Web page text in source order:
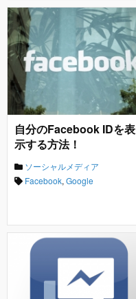
自分のFacebook IDを表
示する方法！
ソーシャルメディア
Facebook, Google